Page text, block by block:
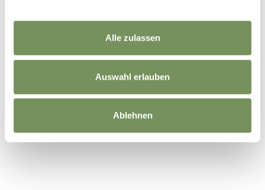
Alle zulassen
Auswahl erlauben
Ablehnen